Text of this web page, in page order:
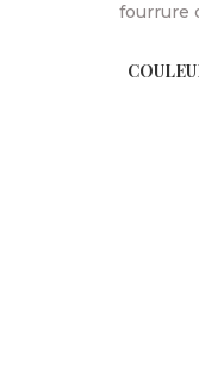
fourrure